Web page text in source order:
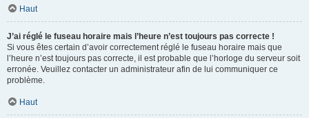
Haut
J’ai réglé le fuseau horaire mais l’heure n’est toujours pas correcte !
Si vous êtes certain d’avoir correctement réglé le fuseau horaire mais que
l’heure n’est toujours pas correcte, il est probable que l’horloge du serveur soit
erronée. Veuillez contacter un administrateur afin de lui communiquer ce
problème.
Haut